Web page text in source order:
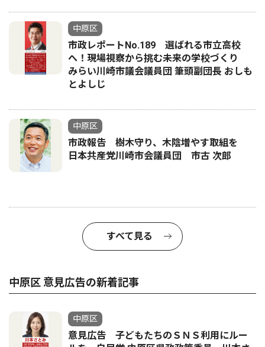
中原区
市政レポートNo.189 選ばれる市立高校
へ！現場視察から挑む未来の学校づくり
みらい川崎市議会議員団 筆頭副団長 おしも
とよしじ
中原区
市政報告 樹木守り、木陰増やす取組を
日本共産党川崎市会議員団 市古 次郎
すべて見る
中原区 意見広告の新着記事
中原区
意見広告 子どもたちのＳＮＳ利用にルー